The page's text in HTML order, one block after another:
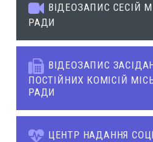
ВІДЕОЗАПИС СЕСІЙ
РАДИ
ВІДЕОЗАПИС
ПОСТІЙНИХ КОМІСІЙ
РАДИ
ЦЕНТР НАДАННЯ